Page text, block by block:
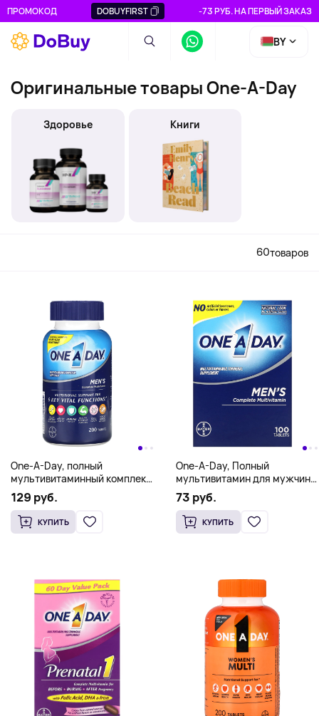
ПРОМОКОД DOBUYFIRST -73 РУБ. НА ПЕРВЫЙ ЗАКАЗ
BY
Оригинальные товары One-A-Day
Здоровье Книги
60товаров
One-A-Day, полный
мультивитаминный комплекс
для мужчин, 200 таблеток
129 руб.
КУПИТЬ
One-A-Day, Полный
мультивитамин для мужчин,
100 таблеток
73 руб.
КУПИТЬ